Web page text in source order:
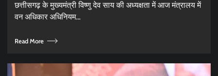
छत्तीसगढ़ के मुख्यमंत्री विष्णु देव साय की अध्यक्षता में आज मंत्रालय में
वन अधिकार अधिनियम…
Read More